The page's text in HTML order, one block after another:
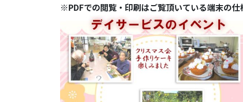
※PDFでの閲覧・印刷はご覧頂いている端末の仕